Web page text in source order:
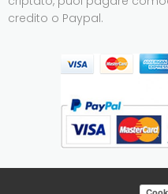
credito o Paypal.